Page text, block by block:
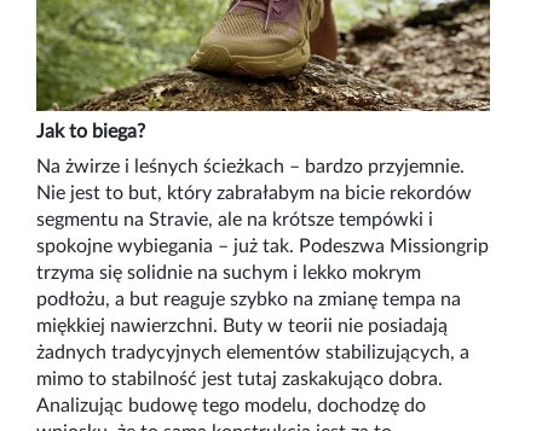
Jak to biega?
Na żwirze i leśnych ścieżkach – bardzo przyjemnie.
Nie jest to but, który zabrałabym na bicie rekordów
segmentu na Stravie, ale na krótsze tempówki i
spokojne wybiegania – już tak. Podeszwa Missiongrip
trzyma się solidnie na suchym i lekko mokrym
podłożu, a but reaguje szybko na zmianę tempa na
miękkiej nawierzchni. Buty w teorii nie posiadają
żadnych tradycyjnych elementów stabilizujących, a
mimo to stabilność jest tutaj zaskakująco dobra.
Analizując budowę tego modelu, dochodzę do